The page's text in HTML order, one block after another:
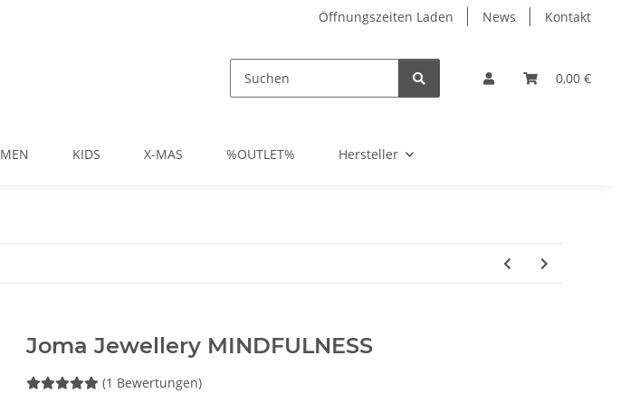
Öffnungszeiten Laden News Kontakt
0,00 €
MEN KIDS X-MAS %OUTLET% Hersteller
Joma Jewellery MINDFULNESS
(1 Bewertungen)